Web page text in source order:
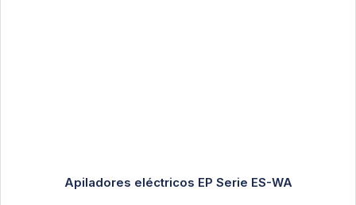
Apiladores eléctricos EP Serie ES-WA